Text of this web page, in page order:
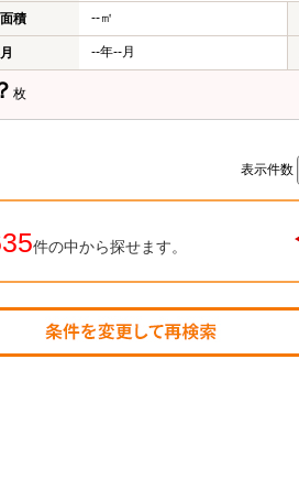
積 --㎡
--年--月
枚
表示件数
件の中から探せます。